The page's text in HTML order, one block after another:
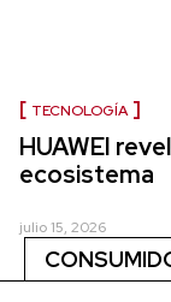
TECNOLOGÍA
HUAWEI
ecosistema
julio 15, 2026